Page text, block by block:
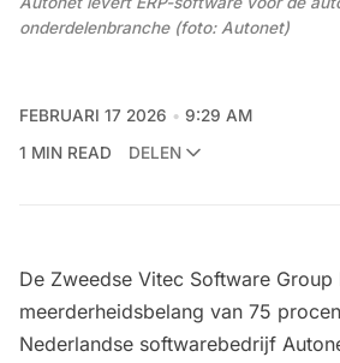
onderdelenbranche (foto: Autonet)
FEBRUARI 17 2026
9:29 AM
1 MIN READ
DELEN
De Zweedse Vitec Software Group
meerderheidsbelang van 75
Nederlandse softwarebedrijf